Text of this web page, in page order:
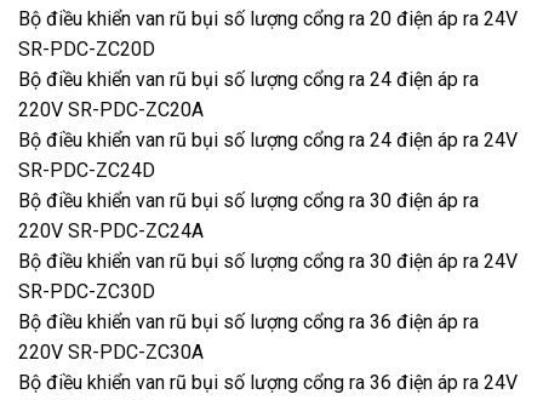
Bộ điều khiển van rũ bụi số lượng cổng ra 20 điện áp ra 24V
SR-PDC-ZC20D
Bộ điều khiển van rũ bụi số lượng cổng ra 24 điện áp ra
220V SR-PDC-ZC20A
Bộ điều khiển van rũ bụi số lượng cổng ra 24 điện áp ra 24V
SR-PDC-ZC24D
Bộ điều khiển van rũ bụi số lượng cổng ra 30 điện áp ra
220V SR-PDC-ZC24A
Bộ điều khiển van rũ bụi số lượng cổng ra 30 điện áp ra 24V
SR-PDC-ZC30D
Bộ điều khiển van rũ bụi số lượng cổng ra 36 điện áp ra
220V SR-PDC-ZC30A
Bộ điều khiển van rũ bụi số lượng cổng ra 36 điện áp ra 24V